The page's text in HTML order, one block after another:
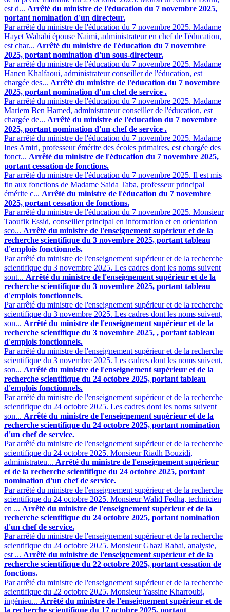
est d... Arrêté du ministre de l'éducation du 7 novembre 2025,
portant nomination d'un directeur.
Par arrêté du ministre de l'éducation du 7 novembre 2025. Madame
Hayet Wahabi épouse Naimi, administrateur en chef de l'éducation,
est char... Arrêté du ministre de l'éducation du 7 novembre
2025, portant nomination d'un sous-directeur.
Par arrêté du ministre de l'éducation du 7 novembre 2025. Madame
Hanen Khalfaoui, administrateur conseiller de l'éducation, est
chargée des... Arrêté du ministre de l'éducation du 7 novembre
2025, portant nomination d'un chef de service .
Par arrêté du ministre de l'éducation du 7 novembre 2025. Madame
Mariem Ben Hamed, administrateur conseiller de l'éducation, est
chargée de... Arrêté du ministre de l'éducation du 7 novembre
2025, portant nomination d'un chef de service .
Par arrêté du ministre de l'éducation du 7 novembre 2025. Madame
Ines Amiri, professeur émérite des écoles primaires, est chargée des
fonct... Arrêté du ministre de l'éducation du 7 novembre 2025,
portant cessation de fonctions.
Par arrêté du ministre de l'éducation du 7 novembre 2025. Il est mis
fin aux fonctions de Madame Saida Taba, professeur principal
émérite c... Arrêté du ministre de l'éducation du 7 novembre
2025, portant cessation de fonctions.
Par arrêté du ministre de l'éducation du 7 novembre 2025. Monsieur
Taoufik Essid, conseiller principal en information et en orientation
sco... Arrêté du ministre de l'enseignement supérieur et de la
recherche scientifique du 3 novembre 2025, portant tableau
d'emplois fonctionnels.
Par arrêté du ministre de l'enseignement supérieur et de la recherche
scientifique du 3 novembre 2025. Les cadres dont les noms suivent
sont... Arrêté du ministre de l'enseignement supérieur et de la
recherche scientifique du 3 novembre 2025, portant tableau
d'emplois fonctionnels.
Par arrêté du ministre de l'enseignement supérieur et de la recherche
scientifique du 3 novembre 2025. Les cadres dont les noms suivent,
son... Arrêté du ministre de l'enseignement supérieur et de la
recherche scientifique du 3 novembre 2025, , portant tableau
d'emplois fonctionnels.
Par arrêté du ministre de l'enseignement supérieur et de la recherche
scientifique du 3 novembre 2025. Les cadres dont les noms suivent,
son... Arrêté du ministre de l'enseignement supérieur et de la
recherche scientifique du 24 octobre 2025, portant tableau
d'emplois fonctionnels.
Par arrêté du ministre de l'enseignement supérieur et de la recherche
scientifique du 24 octobre 2025. Les cadres dont les noms suivent
son... Arrêté du ministre de l'enseignement supérieur et de la
recherche scientifique du 24 octobre 2025, portant nomination
d'un chef de service.
Par arrêté du ministre de l'enseignement supérieur et de la recherche
scientifique du 24 octobre 2025. Monsieur Riadh Bouzidi,
administrateu... Arrêté du ministre de l'enseignement supérieur
et de la recherche scientifique du 24 octobre 2025, portant
nomination d'un chef de service.
Par arrêté du ministre de l'enseignement supérieur et de la recherche
scientifique du 24 octobre 2025. Monsieur Walid Fedha, technicien
en ... Arrêté du ministre de l'enseignement supérieur et de la
recherche scientifique du 24 octobre 2025, portant nomination
d'un chef de service.
Par arrêté du ministre de l'enseignement supérieur et de la recherche
scientifique du 24 octobre 2025. Monsieur Ghazi Rabai, analyste,
est ... Arrêté du ministre de l'enseignement supérieur et de la
recherche scientifique du 22 octobre 2025, portant cessation de
fonctions.
Par arrêté du ministre de l'enseignement supérieur et de la recherche
scientifique du 22 octobre 2025. Monsieur Yassine Kharroubi,
ingénieu... Arrêté du ministre de l'enseignement supérieur et de
la recherche scientifique du 17 octobre 2025, portant